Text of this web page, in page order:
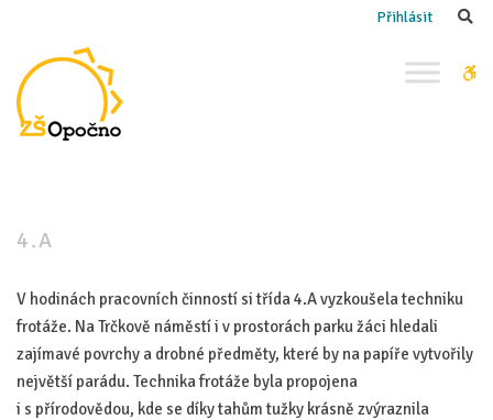
Přihlásit
4.A
V hodinách pracovních činností si třída 4.A vyzkoušela techniku
frotáže. Na Trčkově náměstí i v prostorách parku žáci hledali
zajímavé povrchy a drobné předměty, které by na papíře vytvořily
největší parádu. Technika frotáže byla propojena
i s přírodovědou, kde se díky tahům tužky krásně zvýraznila